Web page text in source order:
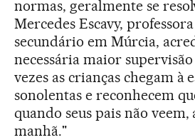
normas, geralmente se
Mercedes Escavy,
secundário em Múrcia,
necessária maior
vezes as crianças chegam à
sonolentas e reconhecem
quando seus pais não veem,
manhã."